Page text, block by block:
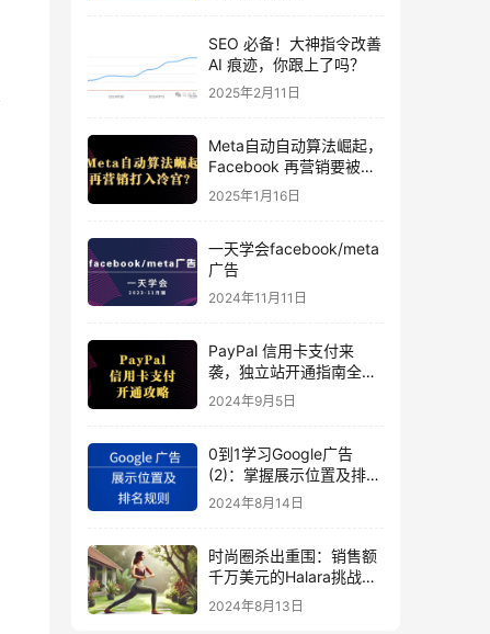
SEO 必备！大神指令改善
AI 痕迹，你跟上了吗？
2025年2月11日
Meta自动自动算法崛起，
Facebook 再营销要被打
入冷宫？
2025年1月16日
一天学会facebook/meta
广告
2024年11月11日
PayPal 信用卡支付来
袭，独立站开通指南全揭
秘
2024年9月5日
0到1学习Google广告
(2)：掌握展示位置及排名
规则
2024年8月14日
时尚圈杀出重围：销售额
千万美元的Halara挑战
SHEIN成新时尚巨头
（上）
2024年8月13日